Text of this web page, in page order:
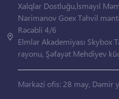
Xalqlar Dostluğu,İsmayıl
Nərimanov Goex Təhvil
Rəcəbli 4/6
Elmlər Akademiyası Skybox
rayonu, Şəfayət Mehdiyev
Mərkəzi ofis: 28 may, Dəmir